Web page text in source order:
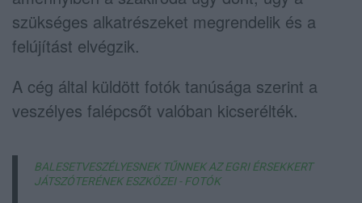
szükséges alkatrészeket megrendelik és a
felújítást elvégzik.
A cég által küldött fotók tanúsága szerint a
veszélyes falépcsőt valóban kicserélték.
BALESETVESZÉLYESNEK TŰNNEK AZ EGRI ÉRSEKKERT
JÁTSZÓTERÉNEK ESZKÖZEI - FOTÓK